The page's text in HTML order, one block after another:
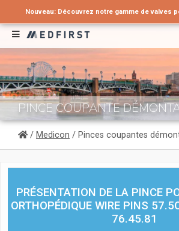
PINCE COUPANTE
/ Medicon / Pinces coupantes
PRÉSENTATION DE LA PINCE
ORTHOPÉDIQUE WIRE PINS
76.45.81